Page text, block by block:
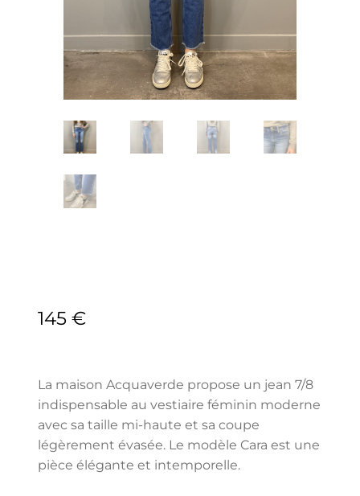
145 €
La maison Acquaverde propose un jean 7/8
indispensable au vestiaire féminin moderne
avec sa taille mi-haute et sa coupe
légèrement évasée. Le modèle Cara est une
pièce élégante et intemporelle.